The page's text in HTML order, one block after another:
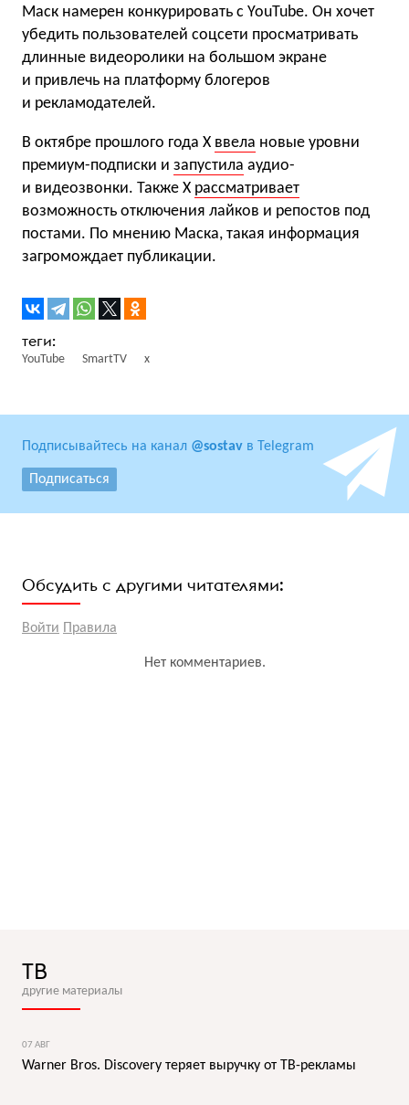
Маск намерен конкурировать с YouTube. Он хочет
убедить пользователей соцсети просматривать
длинные видеоролики на большом экране
и привлечь на платформу блогеров
и рекламодателей.
В октябре прошлого года X ввела новые уровни
премиум-подписки и запустила аудио-
и видеозвонки. Также X рассматривает
возможность отключения лайков и репостов под
постами. По мнению Маска, такая информация
загромождает публикации.
YouTube SmartTV x
Подписывайтесь на канал @sostav в Telegram
Подписаться
Обсудить с другими читателями:
Войти Правила
Нет комментариев.
ТВ
другие материалы
07 АВГ
Warner Bros. Discovery теряет выручку от ТВ-рекламы